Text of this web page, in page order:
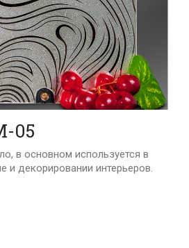
05
в основном используется в
и декорировании интерьеров.